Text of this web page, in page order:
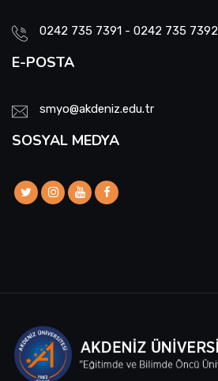
0242 735 7391 - 0242 735 7392
E-POSTA
smyo@akdeniz.edu.tr
SOSYAL MEDYA